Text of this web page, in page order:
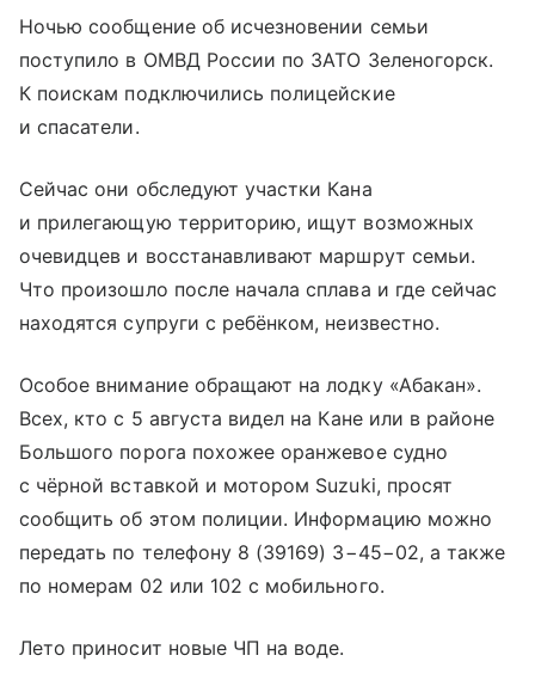
Ночью сообщение об исчезновении семьи
поступило в ОМВД России по ЗАТО Зеленогорск.
К поискам подключились полицейские
и спасатели.
Сейчас они обследуют участки Кана
и прилегающую территорию, ищут возможных
очевидцев и восстанавливают маршрут семьи.
Что произошло после начала сплава и где сейчас
находятся супруги с ребёнком, неизвестно.
Особое внимание обращают на лодку «Абакан».
Всех, кто с 5 августа видел на Кане или в районе
Большого порога похожее оранжевое судно
с чёрной вставкой и мотором Suzuki, просят
сообщить об этом полиции. Информацию можно
передать по телефону 8 (39169) 3−45−02, а также
по номерам 02 или 102 с мобильного.
Лето приносит новые ЧП на воде.